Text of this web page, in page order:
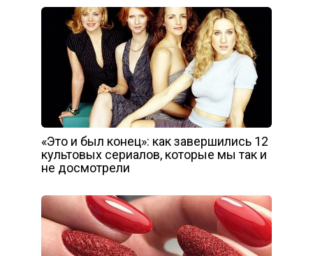
«Это и был конец»: как завершились 12
культовых сериалов, которые мы так и
не досмотрели